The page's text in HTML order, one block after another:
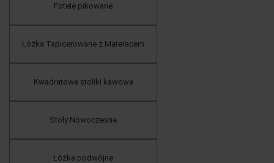
Fotele pikowane
Łóżka Tapicerowane z Materacem
Kwadratowe stoliki kawowe
Stoły Nowoczesne
Łóżka podwójne